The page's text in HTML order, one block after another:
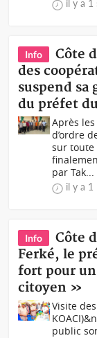
il y a 1
Info
Côte
des
suspend sa
du préfet
Après
d’ordre
sur toute
par Tak...
il y a 1
Info
Côte
Ferké, le
fort pour
citoyen »
Visite
public